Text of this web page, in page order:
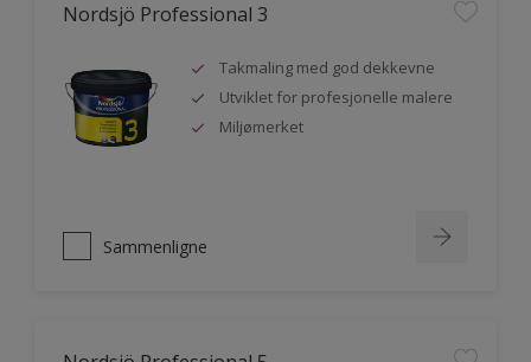
Nordsjö Professional 3
Takmaling med god dekkevne
Utviklet for profesjonelle malere
Miljømerket
Sammenligne